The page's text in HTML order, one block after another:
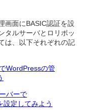
画面にBASIC認証を設
タルサーバとロリポッ
は、以下それぞれの記
WordPressの管
バーで
設定してみよう